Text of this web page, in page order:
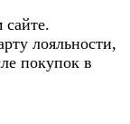
лояльности,
покупок в